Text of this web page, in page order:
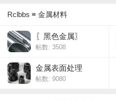
Rclbbs ≡ 金属材料
〖黑色金属〗
帖数: 3508
金属表面处理
帖数: 9080